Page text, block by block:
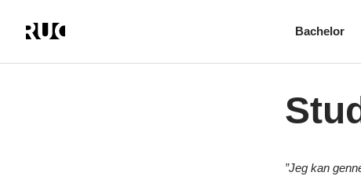
Bachelor
”Jeg kan